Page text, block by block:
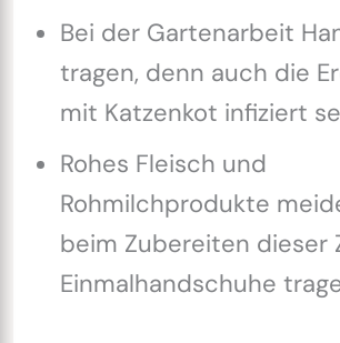
Bei der Gartenarbeit
tragen, denn auch die
mit Katzenkot infiziert
Rohes Fleisch und
Rohmilchprodukte
beim Zubereiten dieser
Einmalhandschuhe